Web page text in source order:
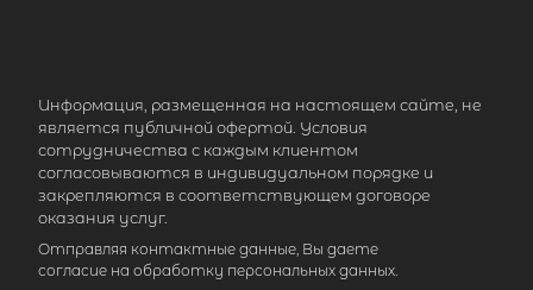
Информация, размещенная на настоящем сайте, не
является публичной офертой. Условия
сотрудничества с каждым клиентом
согласовываются в индивидуальном порядке и
закрепляются в соответствующем договоре
оказания услуг.
Отправляя контактные данные, Вы даете
согласие на обработку персональных данных.